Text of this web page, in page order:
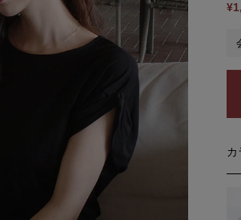
カ